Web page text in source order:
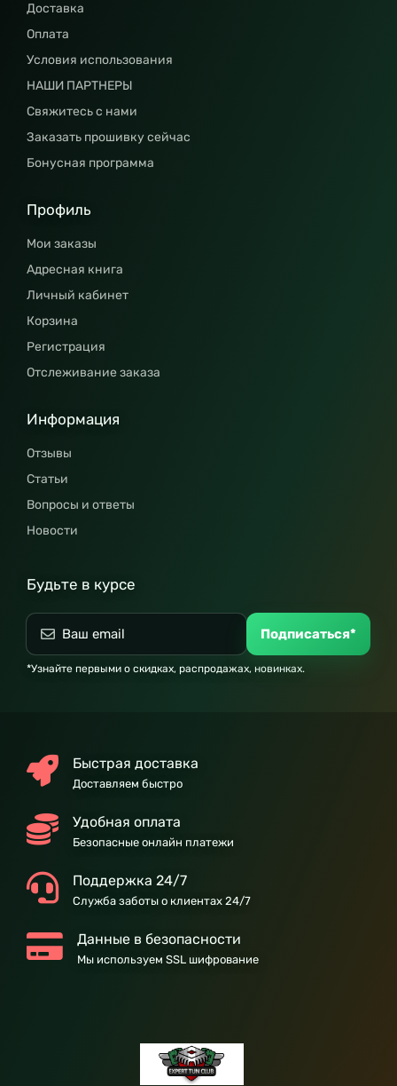
Доставка
Оплата
Условия использования
НАШИ ПАРТНЕРЫ
Свяжитесь с нами
Заказать прошивку сейчас
Бонусная программа
Профиль
Мои заказы
Адресная книга
Личный кабинет
Корзина
Регистрация
Отслеживание заказа
Информация
Отзывы
Статьи
Вопросы и ответы
Новости
Будьте в курсе
Подписаться*
*Узнайте первыми о скидках, распродажах, новинках.
Быстрая доставка
Доставляем быстро
Удобная оплата
Безопасные онлайн платежи
Поддержка 24/7
Служба заботы о клиентах 24/7
Данные в безопасности
Мы используем SSL шифрование